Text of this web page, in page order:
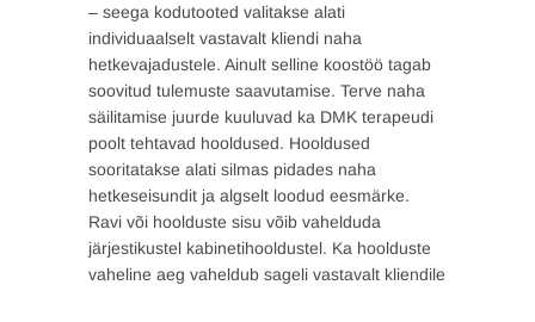
– seega kodutooted valitakse alati
individuaalselt vastavalt kliendi naha
hetkevajadustele. Ainult selline koostöö tagab
soovitud tulemuste saavutamise. Terve naha
säilitamise juurde kuuluvad ka DMK terapeudi
poolt tehtavad hooldused. Hooldused
sooritatakse alati silmas pidades naha
hetkeseisundit ja algselt loodud eesmärke.
Ravi või hoolduste sisu võib vahelduda
järjestikustel kabinetihooldustel. Ka hoolduste
vaheline aeg vaheldub sageli vastavalt kliendile